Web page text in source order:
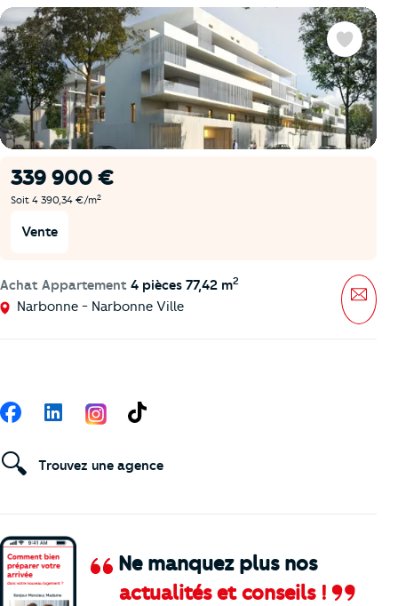
339 900 €
Soit 4 390,34 €/m2
Vente
Achat Appartement 4 pièces 77,42 m2
Narbonne - Narbonne Ville
Favoris
Ne manquez plus nos
actualités et conseils !
Suivez-nous
FacebookLinkedIn TikTok
🔍 Trouvez une agence